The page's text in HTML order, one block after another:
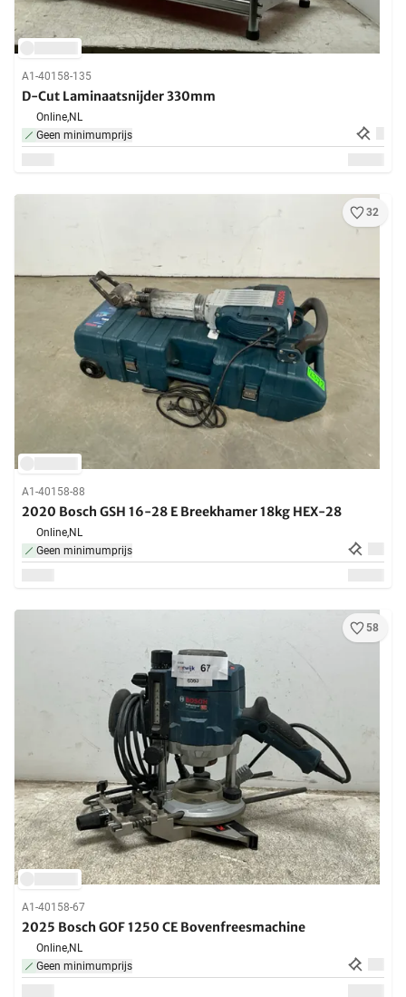
A1-40158-135
D-Cut Laminaatsnijder 330mm
Online,NL
Geen minimumprijs
32
A1-40158-88
2020 Bosch GSH 16-28 E Breekhamer 18kg HEX-28
Online,NL
Geen minimumprijs
58
A1-40158-67
2025 Bosch GOF 1250 CE Bovenfreesmachine
Online,NL
Geen minimumprijs